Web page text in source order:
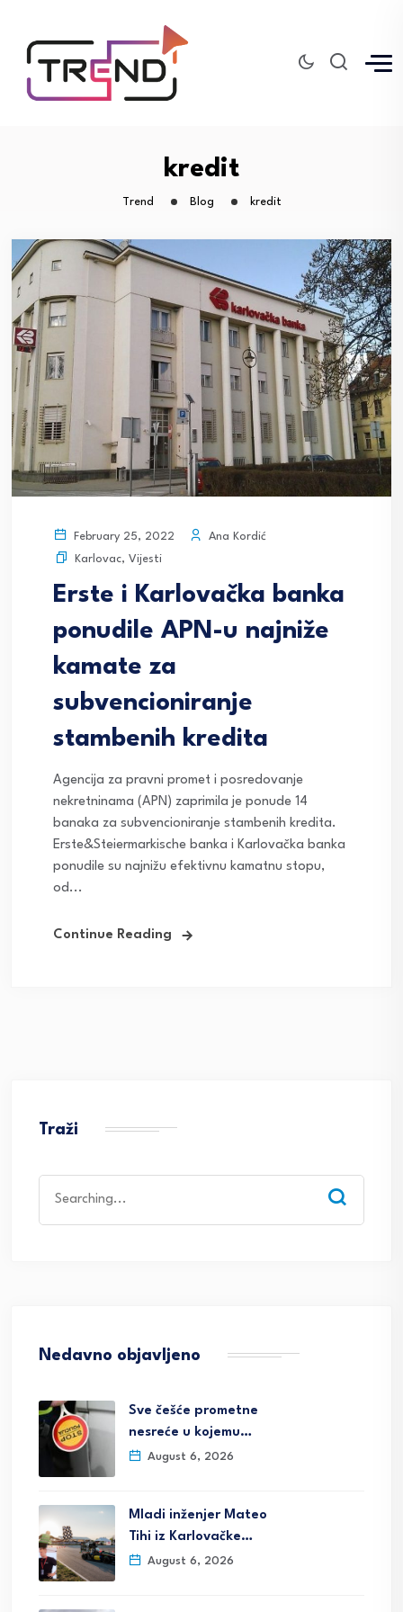
kredit
Trend Blog kredit
February 25, 2022
Ana Kordić
Karlovac, Vijesti
Erste i Karlovačka banka
ponudile APN-u najniže
kamate za
subvencioniranje
stambenih kredita
Agencija za pravni promet i posredovanje
nekretninama (APN) zaprimila je ponude 14
banaka za subvencioniranje stambenih kredita.
Erste&Steiermarkische banka i Karlovačka banka
ponudile su najnižu efektivnu kamatnu stopu,
od...
Continue Reading
Traži
for:
Nedavno objavljeno
Sve češće prometne
nesreće u kojemu…
August 6, 2026
Mladi inženjer Mateo
Tihi iz Karlovačke…
August 6, 2026